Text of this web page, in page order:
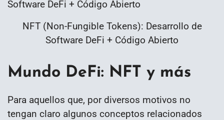
NFT (Non-Fungible Tokens): Desarrollo de
Software DeFi + Código Abierto
Mundo DeFi: NFT y más
Para aquellos que, por diversos motivos no
tengan claro algunos conceptos relacionados